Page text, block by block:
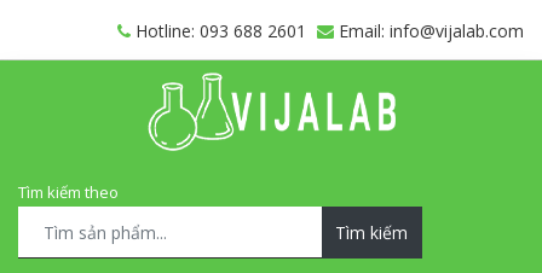
Hotline: 093 688 2601 Email: info@vijalab.com
Tìm kiếm theo
Tìm kiếm